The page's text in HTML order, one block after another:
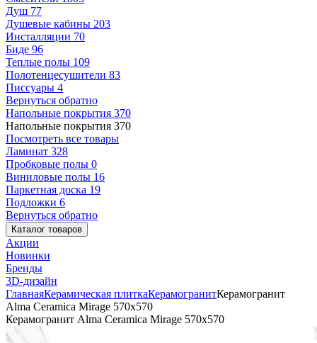
Душ 77
Душевые кабины 203
Инсталляции 70
Биде 96
Теплые полы 109
Полотенцесушители 83
Писсуары 4
Вернуться обратно
Напольные покрытия 370
Напольные покрытия 370
Посмотреть все товары
Ламинат 328
Пробковые полы 0
Виниловые полы 16
Паркетная доска 19
Подложки 6
Вернуться обратно
Каталог товаров
Акции
Новинки
Бренды
3D-дизайн
ГлавнаяКерамическая плиткаКерамогранитКерамогранит
Alma Ceramica Mirage 570x570
Керамогранит Alma Ceramica Mirage 570x570